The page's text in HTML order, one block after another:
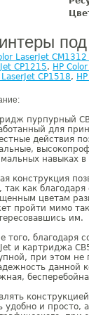
LaserJet CM1312
CP1215, HP
CP1518,
пурпурный
для
действия
навыках в
конструкция
так как
цветам
пройти мимо
им.
того, благодаря
и картриджа
при этом не
данной
удобно и просто,